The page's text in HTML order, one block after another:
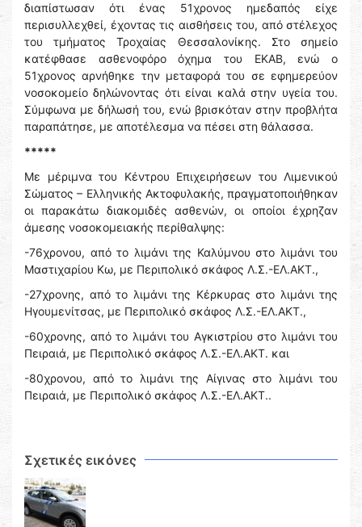
διαπίστωσαν ότι ένας 51χρονος ημεδαπός είχε
περισυλλεχθεί, έχοντας τις αισθήσεις του, από στέλεχος
του τμήματος Τροχαίας Θεσσαλονίκης. Στο σημείο
κατέφθασε ασθενοφόρο όχημα του ΕΚΑΒ, ενώ ο
51χρονος αρνήθηκε την μεταφορά του σε εφημερεύον
νοσοκομείο δηλώνοντας ότι είναι καλά στην υγεία του.
Σύμφωνα με δήλωσή του, ενώ βρισκόταν στην προβλήτα
παραπάτησε, με αποτέλεσμα να πέσει στη θάλασσα.
*****
Με μέριμνα του Κέντρου Επιχειρήσεων του Λιμενικού
Σώματος – Ελληνικής Ακτοφυλακής, πραγματοποιήθηκαν
οι παρακάτω διακομιδές ασθενών, οι οποίοι έχρηζαν
άμεσης νοσοκομειακής περίθαλψης:
-76χρονου, από το λιμάνι της Καλύμνου στο λιμάνι του
Μαστιχαρίου Κω, με Περιπολικό σκάφος Λ.Σ.-ΕΛ.ΑΚΤ.,
-27χρονης, από το λιμάνι της Κέρκυρας στο λιμάνι της
Ηγουμενίτσας, με Περιπολικό σκάφος Λ.Σ.-ΕΛ.ΑΚΤ.,
-60χρονης, από το λιμάνι του Αγκιστρίου στο λιμάνι του
Πειραιά, με Περιπολικό σκάφος Λ.Σ.-ΕΛ.ΑΚΤ. και
-80χρονου, από το λιμάνι της Αίγινας στο λιμάνι του
Πειραιά, με Περιπολικό σκάφος Λ.Σ.-ΕΛ.ΑΚΤ..
Σχετικές εικόνες